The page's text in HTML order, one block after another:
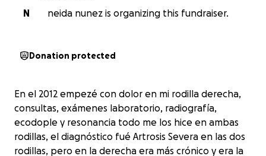
N
neida nunez is organizing this fundraiser.
Donation protected
En el 2012 empezé con dolor en mi rodilla derecha,
consultas, exámenes laboratorio, radiografía,
ecodople y resonancia todo me los hice en ambas
rodillas, el diagnóstico fué Artrosis Severa en las dos
rodillas, pero en la derecha era más crónico y era la